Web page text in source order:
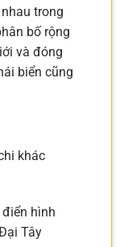
trong
bố rộng
và đóng
biển cũng
khác
hình
Tây